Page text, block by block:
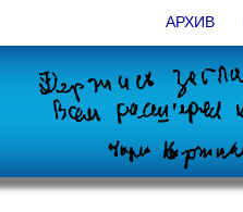
АРХИВ